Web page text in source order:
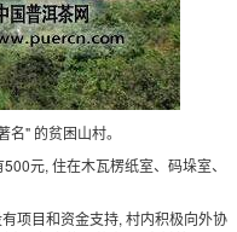
" 的贫困山村。
元, 住在木瓦楞纸室、码垛室、
项目和资金支持, 村内积极向外协